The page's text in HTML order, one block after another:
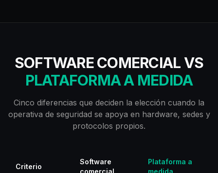
SOFTWARE COMERCIAL VS
PLATAFORMA A MEDIDA
Cinco diferencias que deciden la elección cuando la
operativa de seguridad se apoya en hardware, sedes y
protocolos propios.
Criterio
Software
comercial
Plataforma a
medida